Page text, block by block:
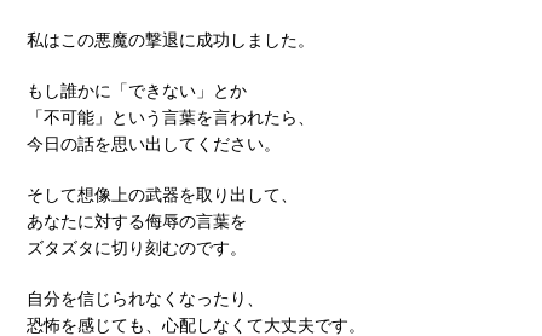
私はこの悪魔の撃退に成功しました。
もし誰かに「できない」とか
「不可能」という言葉を言われたら、
今日の話を思い出してください。
そして想像上の武器を取り出して、
あなたに対する侮辱の言葉を
ズタズタに切り刻むのです。
自分を信じられなくなったり、
恐怖を感じても、心配しなくて大丈夫です。